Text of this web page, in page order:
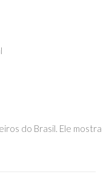
do Brasil. Ele mostra